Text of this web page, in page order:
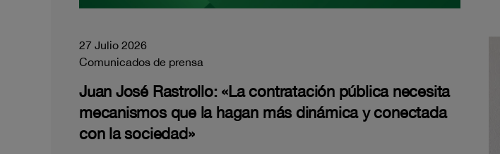
27 Julio 2026
Comunicados de prensa
Juan José Rastrollo: «La contratación pública necesita
mecanismos que la hagan más dinámica y conectada
con la sociedad»